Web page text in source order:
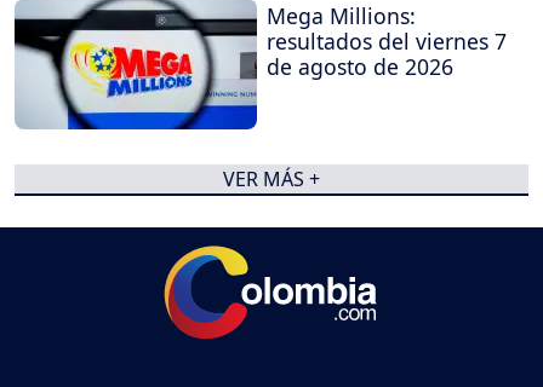
Mega Millions:
resultados del viernes 7
de agosto de 2026
VER MÁS +